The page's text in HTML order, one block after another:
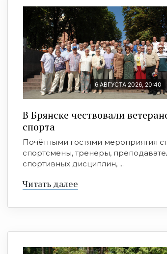
6 АВГУСТА 2026, 20:40
В Брянске чествовали
спорта
Почётными гостями мероприятия
спортсмены, тренеры,
спортивных дисциплин, ...
Читать далее